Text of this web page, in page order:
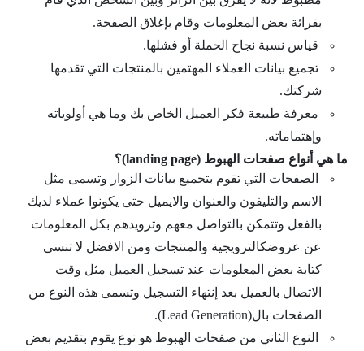
بقرائة بعض المعلومات وقام بإغلاق الصفحة.
قياس نسبة نجاح الحملة أو فشلها.
تجميع بيانات العملاء المهتمين بالمنتجات التي تقدمها
شركتك.
معرفة طبيعة فكر العميل الخاص بك وما هي أولوياته
وإهتماماته.
ما هي أنواع صفحات الهبوط (landing page)؟
الصفحات التي تقوم بتجميع بيانات الزوار وتسمى مثل
الاسم والتليفون والعنوان والايميل حتى يكونوا عملاء لديك
بالفعل وتتمكن بالتواصل معهم وتزويدهم بكل المعلومات
عن عروضكالترويجية والمنتجات ومن الافضل لا تنسى
كتابة بعض المعلومات عند تسجيل العميل مثل وقت
الاتصال بالعميل بعد إنتهاء التسجيل وتسمى هذه النوع من
الصفحات بال(Lead Generation).
النوع الثاني من صفحات الهبوط هو نوع يقوم بتقديم بعض